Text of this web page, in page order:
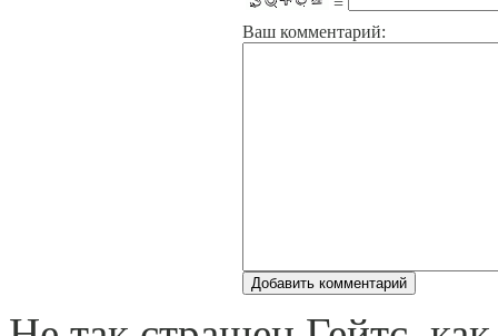
=
Ваш комментарий: